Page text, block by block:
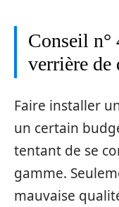
Conseil
verrière de
Faire installer
un certain
tentant de se
gamme.
mauvaise